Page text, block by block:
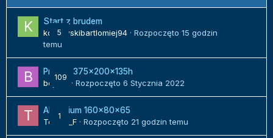
5
Start z brudem
kozlowskibartlomiej94 · Rozpoczęto 15 godzin
temu
109
Projekt 375x200x135h
bojack
· Rozpoczęto 6 Stycznia 2022
1
Akwarium 160x80x65
Tomek_F · Rozpoczęto 21 godzin temu